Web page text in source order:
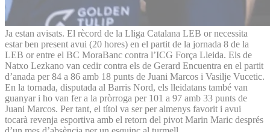
Ja estan avisats. El rècord de la Lliga Catalana LEB or necessita
estar ben present avui (20 hores) en el partit de la jornada 8 de la
LEB or entre el BC MoraBanc contra l’ICG Força Lleida. Els de
Natxo Lezkano van cedir contra els de Gerard Encuentra en el partit
d’anada per 84 a 86 amb 18 punts de Juani Marcos i Vasilje Vucetic.
En la tornada, disputada al Barris Nord, els lleidatans també van
guanyar i ho van fer a la pròrroga per 101 a 97 amb 33 punts de
Juani Marcos. Per tant, el títol va ser per almenys favorit i avui
tocarà revenja esportiva amb el retorn del pivot Marin Maric després